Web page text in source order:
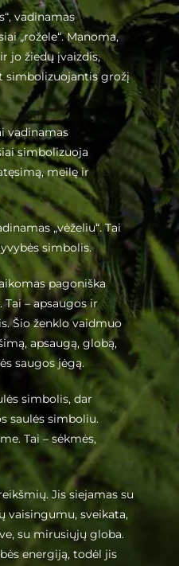
vadinamas
„rožele“. Manoma,
jo žiedų įvaizdis,
simbolizuojantis grožį
vadinamas
simbolizuoja
meilę ir
„vėželiu“. Tai
simbolis.
pagoniška
– apsaugos ir
Šio ženklo vaidmuo
apsaugą, globą,
saugos jėgą.
simbolis, dar
saulės simboliu.
Tai – sėkmės,
Jis siejamas su
vaisingumu, sveikata,
su mirusiųjų globa.
energiją, todėl jis